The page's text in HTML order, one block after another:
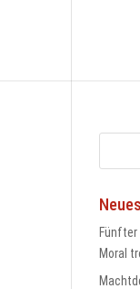
Fünfter
Moral